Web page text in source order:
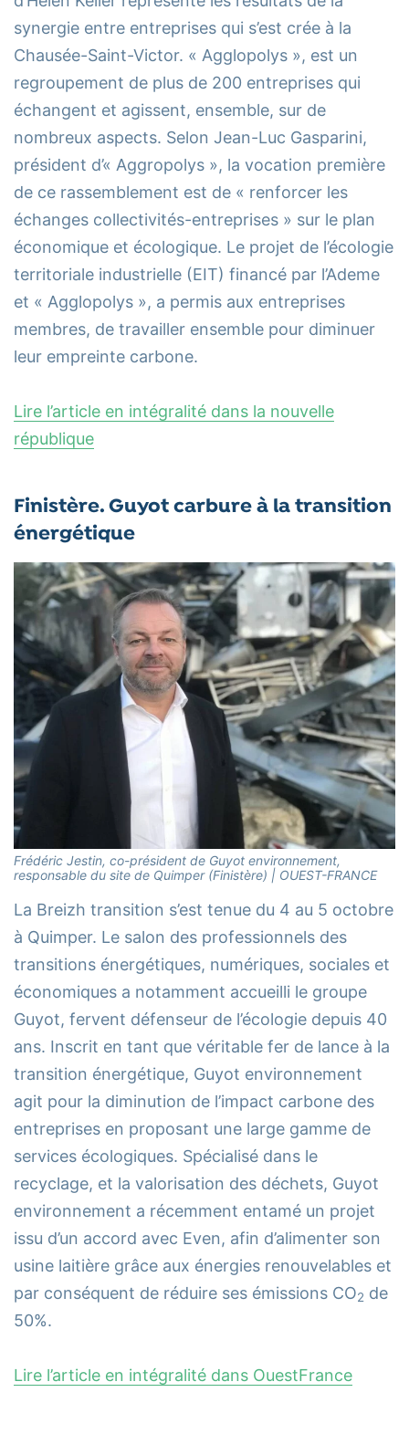
synergie entre entreprises qui s’est crée à la
Chausée-Saint-Victor. « Agglopolys », est un
regroupement de plus de 200 entreprises qui
échangent et agissent, ensemble, sur de
nombreux aspects. Selon Jean-Luc Gasparini,
président d’« Aggropolys », la vocation première
de ce rassemblement est de « renforcer les
échanges collectivités-entreprises » sur le plan
économique et écologique. Le projet de l’écologie
territoriale industrielle (EIT) financé par l’Ademe
et « Agglopolys », a permis aux entreprises
membres, de travailler ensemble pour diminuer
leur empreinte carbone.
Lire l’article en intégralité dans la nouvelle
république
Finistère. Guyot carbure à la transition
énergétique
Frédéric Jestin, co-président de Guyot environnement,
responsable du site de Quimper (Finistère) | OUEST-FRANCE
La Breizh transition s’est tenue du 4 au 5 octobre
à Quimper. Le salon des professionnels des
transitions énergétiques, numériques, sociales et
économiques a notamment accueilli le groupe
Guyot, fervent défenseur de l’écologie depuis 40
ans. Inscrit en tant que véritable fer de lance à la
transition énergétique, Guyot environnement
agit pour la diminution de l’impact carbone des
entreprises en proposant une large gamme de
services écologiques. Spécialisé dans le
recyclage, et la valorisation des déchets, Guyot
environnement a récemment entamé un projet
issu d’un accord avec Even, afin d’alimenter son
usine laitière grâce aux énergies renouvelables et
par conséquent de réduire ses émissions CO2 de
50%.
Lire l’article en intégralité dans OuestFrance